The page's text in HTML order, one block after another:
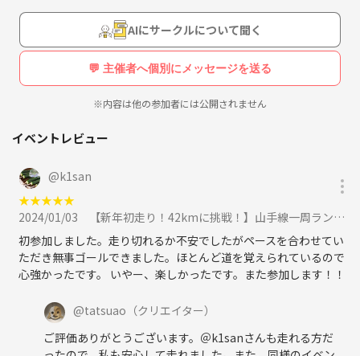
こんなランニングや登山をしてみたいという相談にものります。
日程等が合えば、企画します。
【企画している人】
風呂ラン部(long)クリエイター。風呂ラン部(西)部員。
中学時代から登山を始め、大学・大学院修士課程で気象学も学ぶ。
コ・ジャーニーウルトラ遠足208km完走 経験あり。
大会で良い記録をとるより、長らい距離をゆっくりと走るのが好き。
【気象条件に伴う実施の有無の判断について】
明らかに荒天・降水だけではなく気温による危険性がある場合は中止し
ます。
それ以外の場合（少雨など）は、実施します。
遅くても、実施の２時間前までに判断します。
初参加者（リピーター割引が効かず、お申込み500円が発生する方）
AIにサークルについて聞く
💬 主催者へ個別にメッセージを送る
※内容は他の参加者には公開されません
イベントレビュー
@k1san
★★★★★
2024/01/03
【新年初走り！42kmに挑戦！】山手線一周ランニング！（鶯谷から外回り）に参加
初参加しました。走り切れるか不安でしたがペースを合わせてい
ただき無事ゴールできました。ほとんど道を覚えられているので
心強かったです。 いやー、楽しかったです。また参加します！！
@tatsuao （クリエイター）
ご評価ありがとうございます。＠k1sanさんも走れる方だ